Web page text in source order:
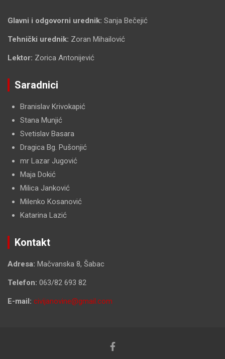
Glavni i odgovorni urednik: Sanja Bečejić
Tehnički urednik: Zoran Mihailović
Lektor: Zorica Antonijević
Saradnici
Branislav Krivokapić
Stana Munjić
Svetislav Basara
Dragica Bg. Pušonjić
mr Lazar Jugović
Maja Dokić
Milica Janković
Milenko Kosanović
Katarina Lazić
Kontakt
Adresa: Mačvanska 8, Šabac
Telefon: 063/82 693 82
E-mail: civijanovine@gmail.com